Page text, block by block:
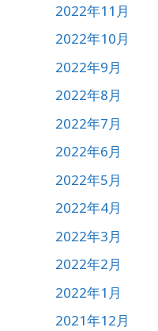
2022年11月
2022年10月
2022年9月
2022年8月
2022年7月
2022年6月
2022年5月
2022年4月
2022年3月
2022年2月
2022年1月
2021年12月